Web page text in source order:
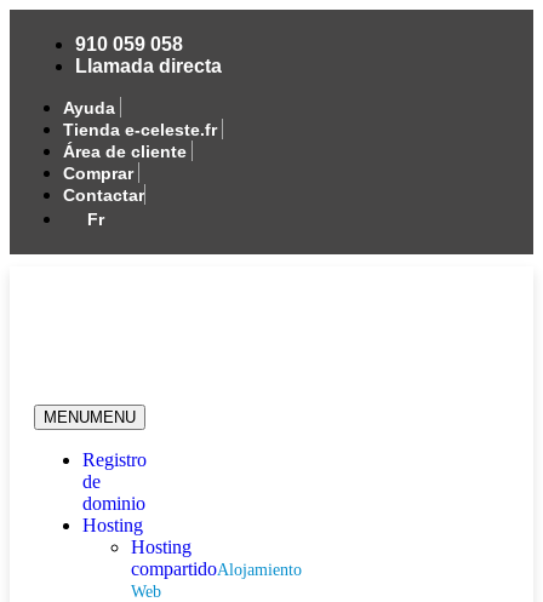
910 059 058
Llamada directa
Ayuda
Tienda e-celeste.fr
Área de cliente
Comprar
Contactar
Fr
MENUMENU
Registro
de
dominio
Hosting
Hosting
compartidoAlojamiento
Web